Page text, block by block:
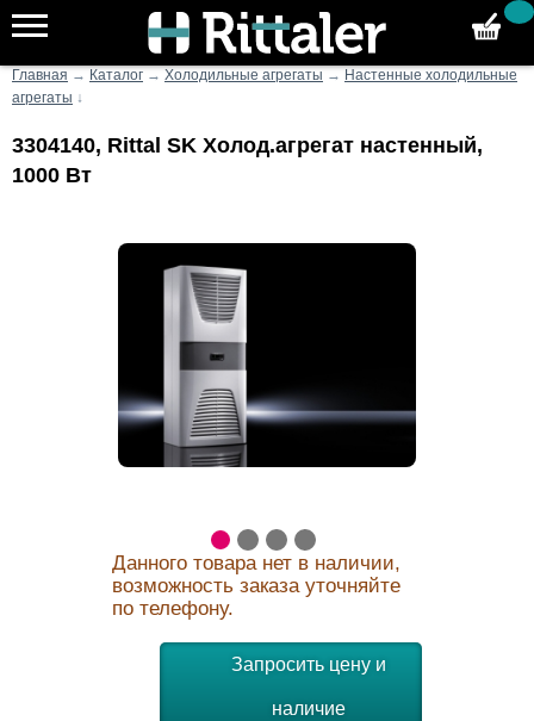
Главная → Каталог → Холодильные агрегаты → Настенные холодильные
агрегаты ↓
3304140, Rittal SK Холод.агрегат настенный,
1000 Вт
Данного товара нет в наличии,
возможность заказа уточняйте
по телефону.
Запросить цену и
наличие